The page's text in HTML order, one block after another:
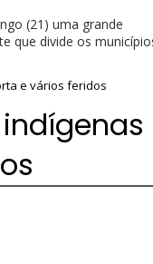
(21) uma grande
que divide os
e vários feridos